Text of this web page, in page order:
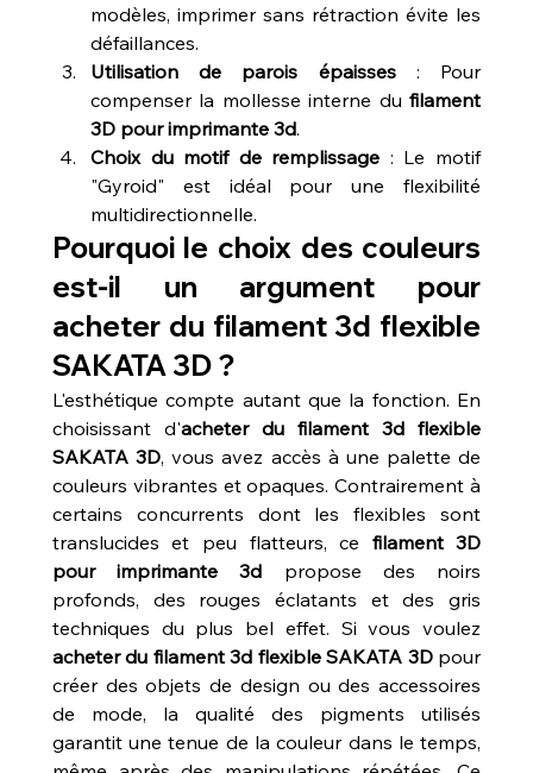
modèles, imprimer sans rétraction évite les
défaillances.
Utilisation de parois épaisses : Pour
compenser la mollesse interne du filament
3D pour imprimante 3d.
Choix du motif de remplissage : Le motif
"Gyroid" est idéal pour une flexibilité
multidirectionnelle.
Pourquoi le choix des couleurs
est-il un argument pour
acheter du filament 3d flexible
SAKATA 3D ?
L'esthétique compte autant que la fonction. En
choisissant d'acheter du filament 3d flexible
SAKATA 3D, vous avez accès à une palette de
couleurs vibrantes et opaques. Contrairement à
certains concurrents dont les flexibles sont
translucides et peu flatteurs, ce filament 3D
pour imprimante 3d propose des noirs
profonds, des rouges éclatants et des gris
acheter du filament 3d flexible SAKATA 3D pour
créer des objets de design ou des accessoires
de mode, la qualité des pigments utilisés
garantit une tenue de la couleur dans le temps,